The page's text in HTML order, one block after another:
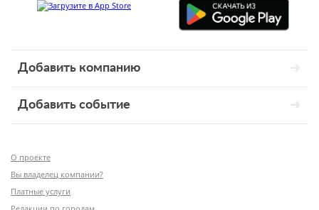
Добавить компанию
Добавить событие
О проекте
Вы владелец компании?
Платные услуги